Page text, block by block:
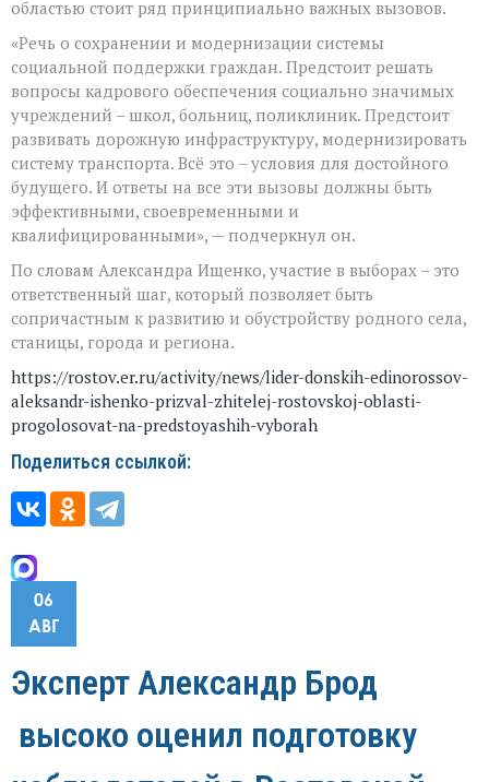
областью стоит ряд принципиально важных вызовов.
«Речь о сохранении и модернизации системы
социальной поддержки граждан. Предстоит решать
вопросы кадрового обеспечения социально значимых
учреждений – школ, больниц, поликлиник. Предстоит
развивать дорожную инфраструктуру, модернизировать
систему транспорта. Всё это – условия для достойного
будущего. И ответы на все эти вызовы должны быть
эффективными, своевременными и
квалифицированными», — подчеркнул он.
По словам Александра Ищенко, участие в выборах – это
ответственный шаг, который позволяет быть
сопричастным к развитию и обустройству родного села,
станицы, города и региона.
https://rostov.er.ru/activity/news/lider-donskih-edinorossov-
aleksandr-ishenko-prizval-zhitelej-rostovskoj-oblasti-
progolosovat-na-predstoyashih-vyborah
Поделиться ссылкой:
06
АВГ
Эксперт Александр Брод
высоко оценил подготовку